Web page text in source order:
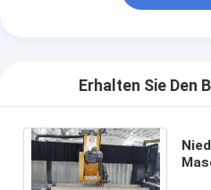
Erhalten Sie Den